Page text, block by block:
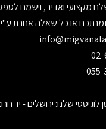
מקצועי ואדיב, וישמח
או כל שאלה אחרת ע"י